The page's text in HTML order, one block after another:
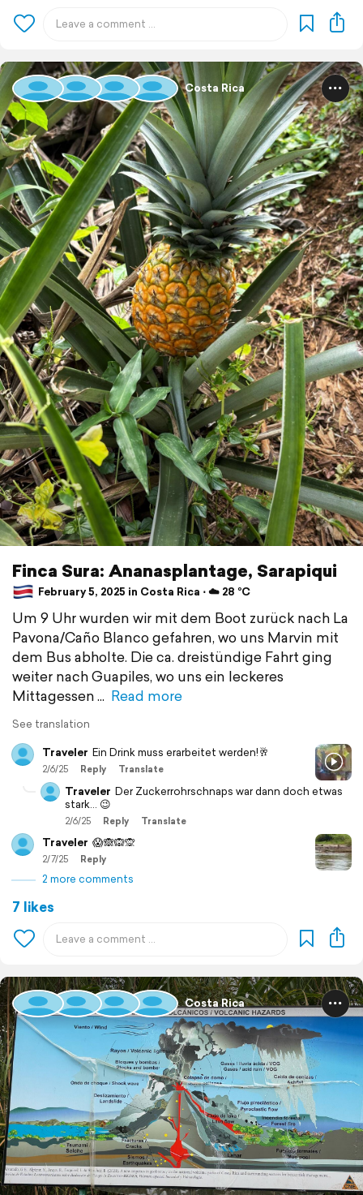
Costa Rica
Finca Sura: Ananasplantage, Sarapiqui
February 5, 2025 in Costa Rica ⋅ ☁️ 28 °C
Um 9 Uhr wurden wir mit dem Boot zurück nach La
Pavona/Caño Blanco gefahren, wo uns Marvin mit
dem Bus abholte. Die ca. dreistündige Fahrt ging
weiter nach Guapiles, wo uns ein leckeres
Mittagessen
Read more
See translation
Traveler Ein Drink muss erarbeitet werden!🥂
2/6/25 Reply Translate
Traveler Der Zuckerrohrschnaps war dann doch etwas
stark… 😉
2/6/25 Reply Translate
Traveler 😱🙈🙉🙊
2/7/25 Reply
2 more comments
7 likes
Costa Rica